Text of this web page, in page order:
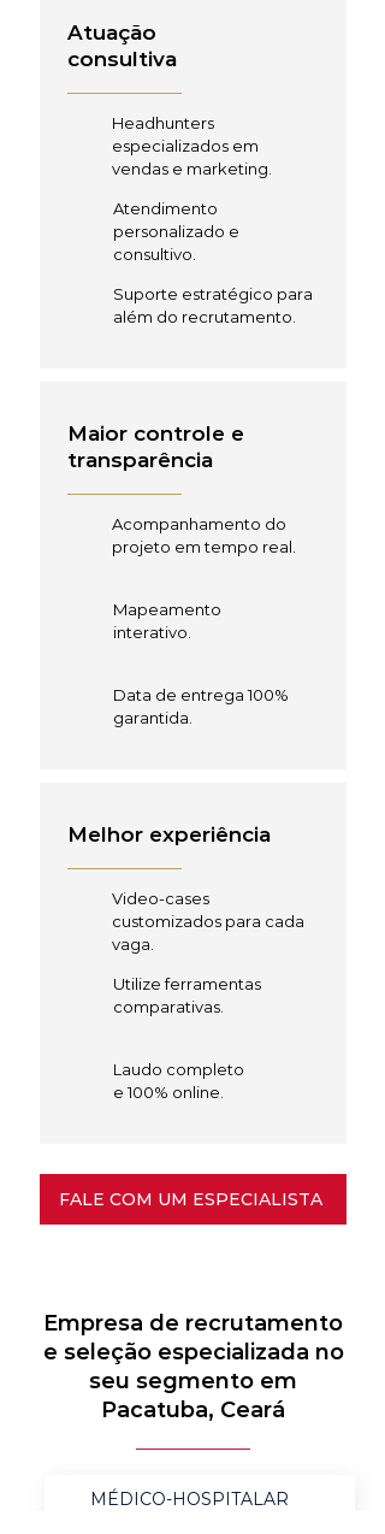
Atuação
consultiva
Headhunters
especializados em
vendas e marketing.
Atendimento
personalizado e
consultivo.
Suporte estratégico para
além do recrutamento.
Maior controle e
transparência
Acompanhamento do
projeto em tempo real.
Mapeamento
interativo.
Data de entrega 100%
garantida.
Melhor experiência
Video-cases
customizados para cada
vaga.
Utilize ferramentas
comparativas.
Laudo completo
e 100% online.
FALE COM UM ESPECIALISTA
Empresa de recrutamento
e seleção especializada no
seu segmento em
Pacatuba, Ceará
MÉDICO-HOSPITALAR